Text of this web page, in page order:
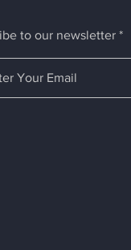
to our newsletter